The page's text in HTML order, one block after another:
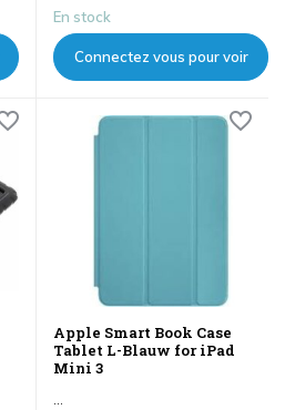
En stock
Connectez vous pour voir
Apple Smart Book Case
Tablet L-Blauw for iPad
Mini 3
...